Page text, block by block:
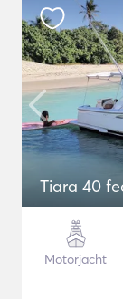
Tiara 40
Motorjacht